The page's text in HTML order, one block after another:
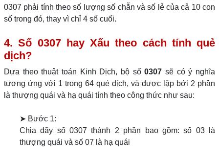
0307 phải tính theo số lượng số chẵn và số lẻ của cả 10 con
số trong đó, thay vì chỉ 4 số cuối.
4. Số 0307 hay Xấu theo cách tính quẻ
dịch?
Dựa theo thuật toán Kinh Dịch, bộ số0307 sẽ có ý nghĩa
tương ứng với 1 trong 64 quẻ dịch, và được lập bởi 2 phần
là thượng quái và hạ quái tính theo công thức như sau:
➤ Bước 1:
Chia dãy số 0307 thành 2 phần bao gồm: số 03 là
thượng quái và số 07 là hạ quái